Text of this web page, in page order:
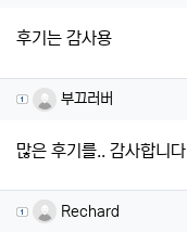
후기는 감사용
부끄러버님의
부끄러버
많은 후기를.. 감사합니
Rechard님의
Rechard